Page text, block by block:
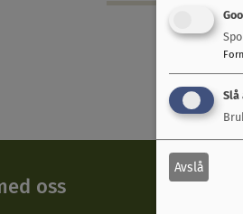
oss
Slå
Avslå